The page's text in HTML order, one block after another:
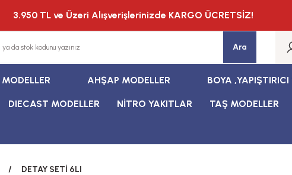
3.950 TL ve Üzeri Alışverişlerinizde KARGO ÜCRETSİZ!
Ara
AHŞAP MODELLER BOYA
DIECAST MODELLER NİTRO YAKITLAR TAŞ MODELLER
DETAY SETİ 6LI